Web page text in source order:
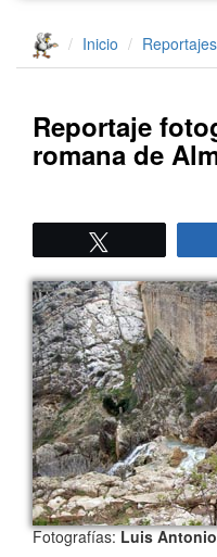
Inicio Reportajes
Reportaje
romana de
Fotografías:Luis